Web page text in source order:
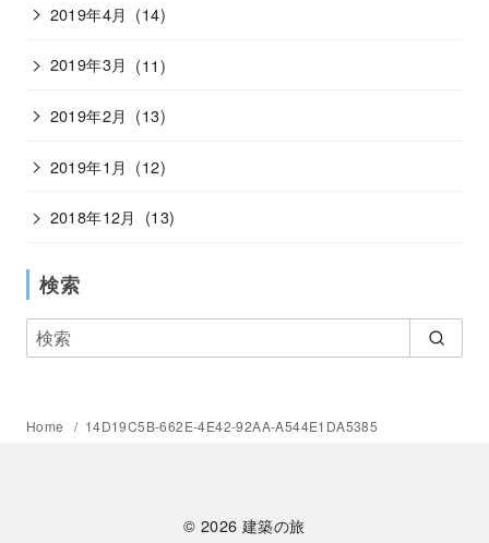
2019年4月 (14)
2019年3月 (11)
2019年2月 (13)
2019年1月 (12)
2018年12月 (13)
検索
Home 14D19C5B-662E-4E42-92AA-A544E1DA5385
© 2026建築の旅